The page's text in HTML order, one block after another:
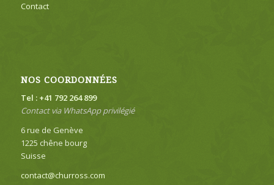
Contact
NOS COORDONNÉES
Tel : +41 792 264 899
Contact via WhatsApp privilégié
6 rue de Genève
1225 chêne bourg
Suisse
contact@churross.com